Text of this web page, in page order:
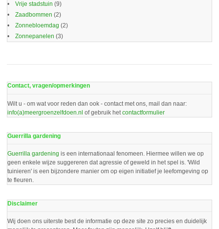
Vrije stadstuin (9)
Zaadbommen (2)
Zonnebloemdag (2)
Zonnepanelen (3)
Contact, vragen/opmerkingen
Wilt u - om wat voor reden dan ook - contact met ons, mail dan naar:
info(a)meergroenzelfdoen.nl of gebruik het contactformulier
Guerrilla gardening
Guerrilla gardening is een internationaal fenomeen. Hiermee willen we op
geen enkele wijze suggereren dat agressie of geweld in het spel is. 'Wild
tuinieren' is een bijzondere manier om op eigen initiatief je leefomgeving op
te fleuren.
Disclaimer
Wij doen ons uiterste best de informatie op deze site zo precies en duidelijk